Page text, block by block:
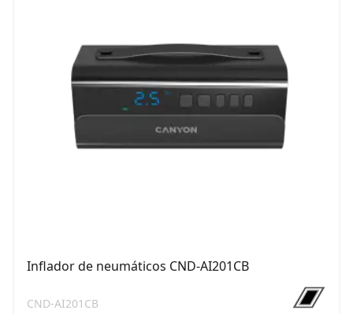
Inflador de neumáticos CND-AI201CB
CND-AI201CB